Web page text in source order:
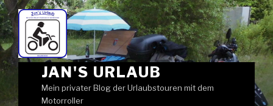
Weiter
zum
Inhalt
JAN'S URLAUB
Mein privater Blog der Urlaubstouren mit dem
Motorroller